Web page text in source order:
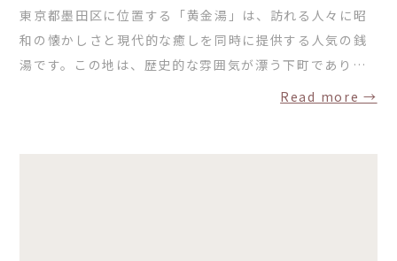
東京都墨田区に位置する「黄金湯」は、訪れる人々に昭
和の懐かしさと現代的な癒しを同時に提供する人気の銭
湯です。この地は、歴史的な雰囲気が漂う下町であり…
Read more →